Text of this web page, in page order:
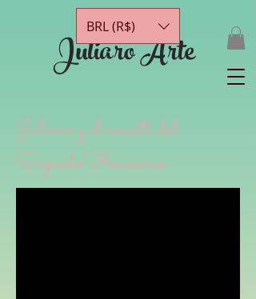
Juliaro Arte
BRL (R$)
Juliaro y el rescate del
SagradoFemenino